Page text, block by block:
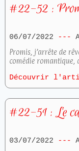
#22-52 :
06/07/2022
Promis, j’arrête de
comédie romantique,
Découvrir
#22-51 : Le
03/07/2022